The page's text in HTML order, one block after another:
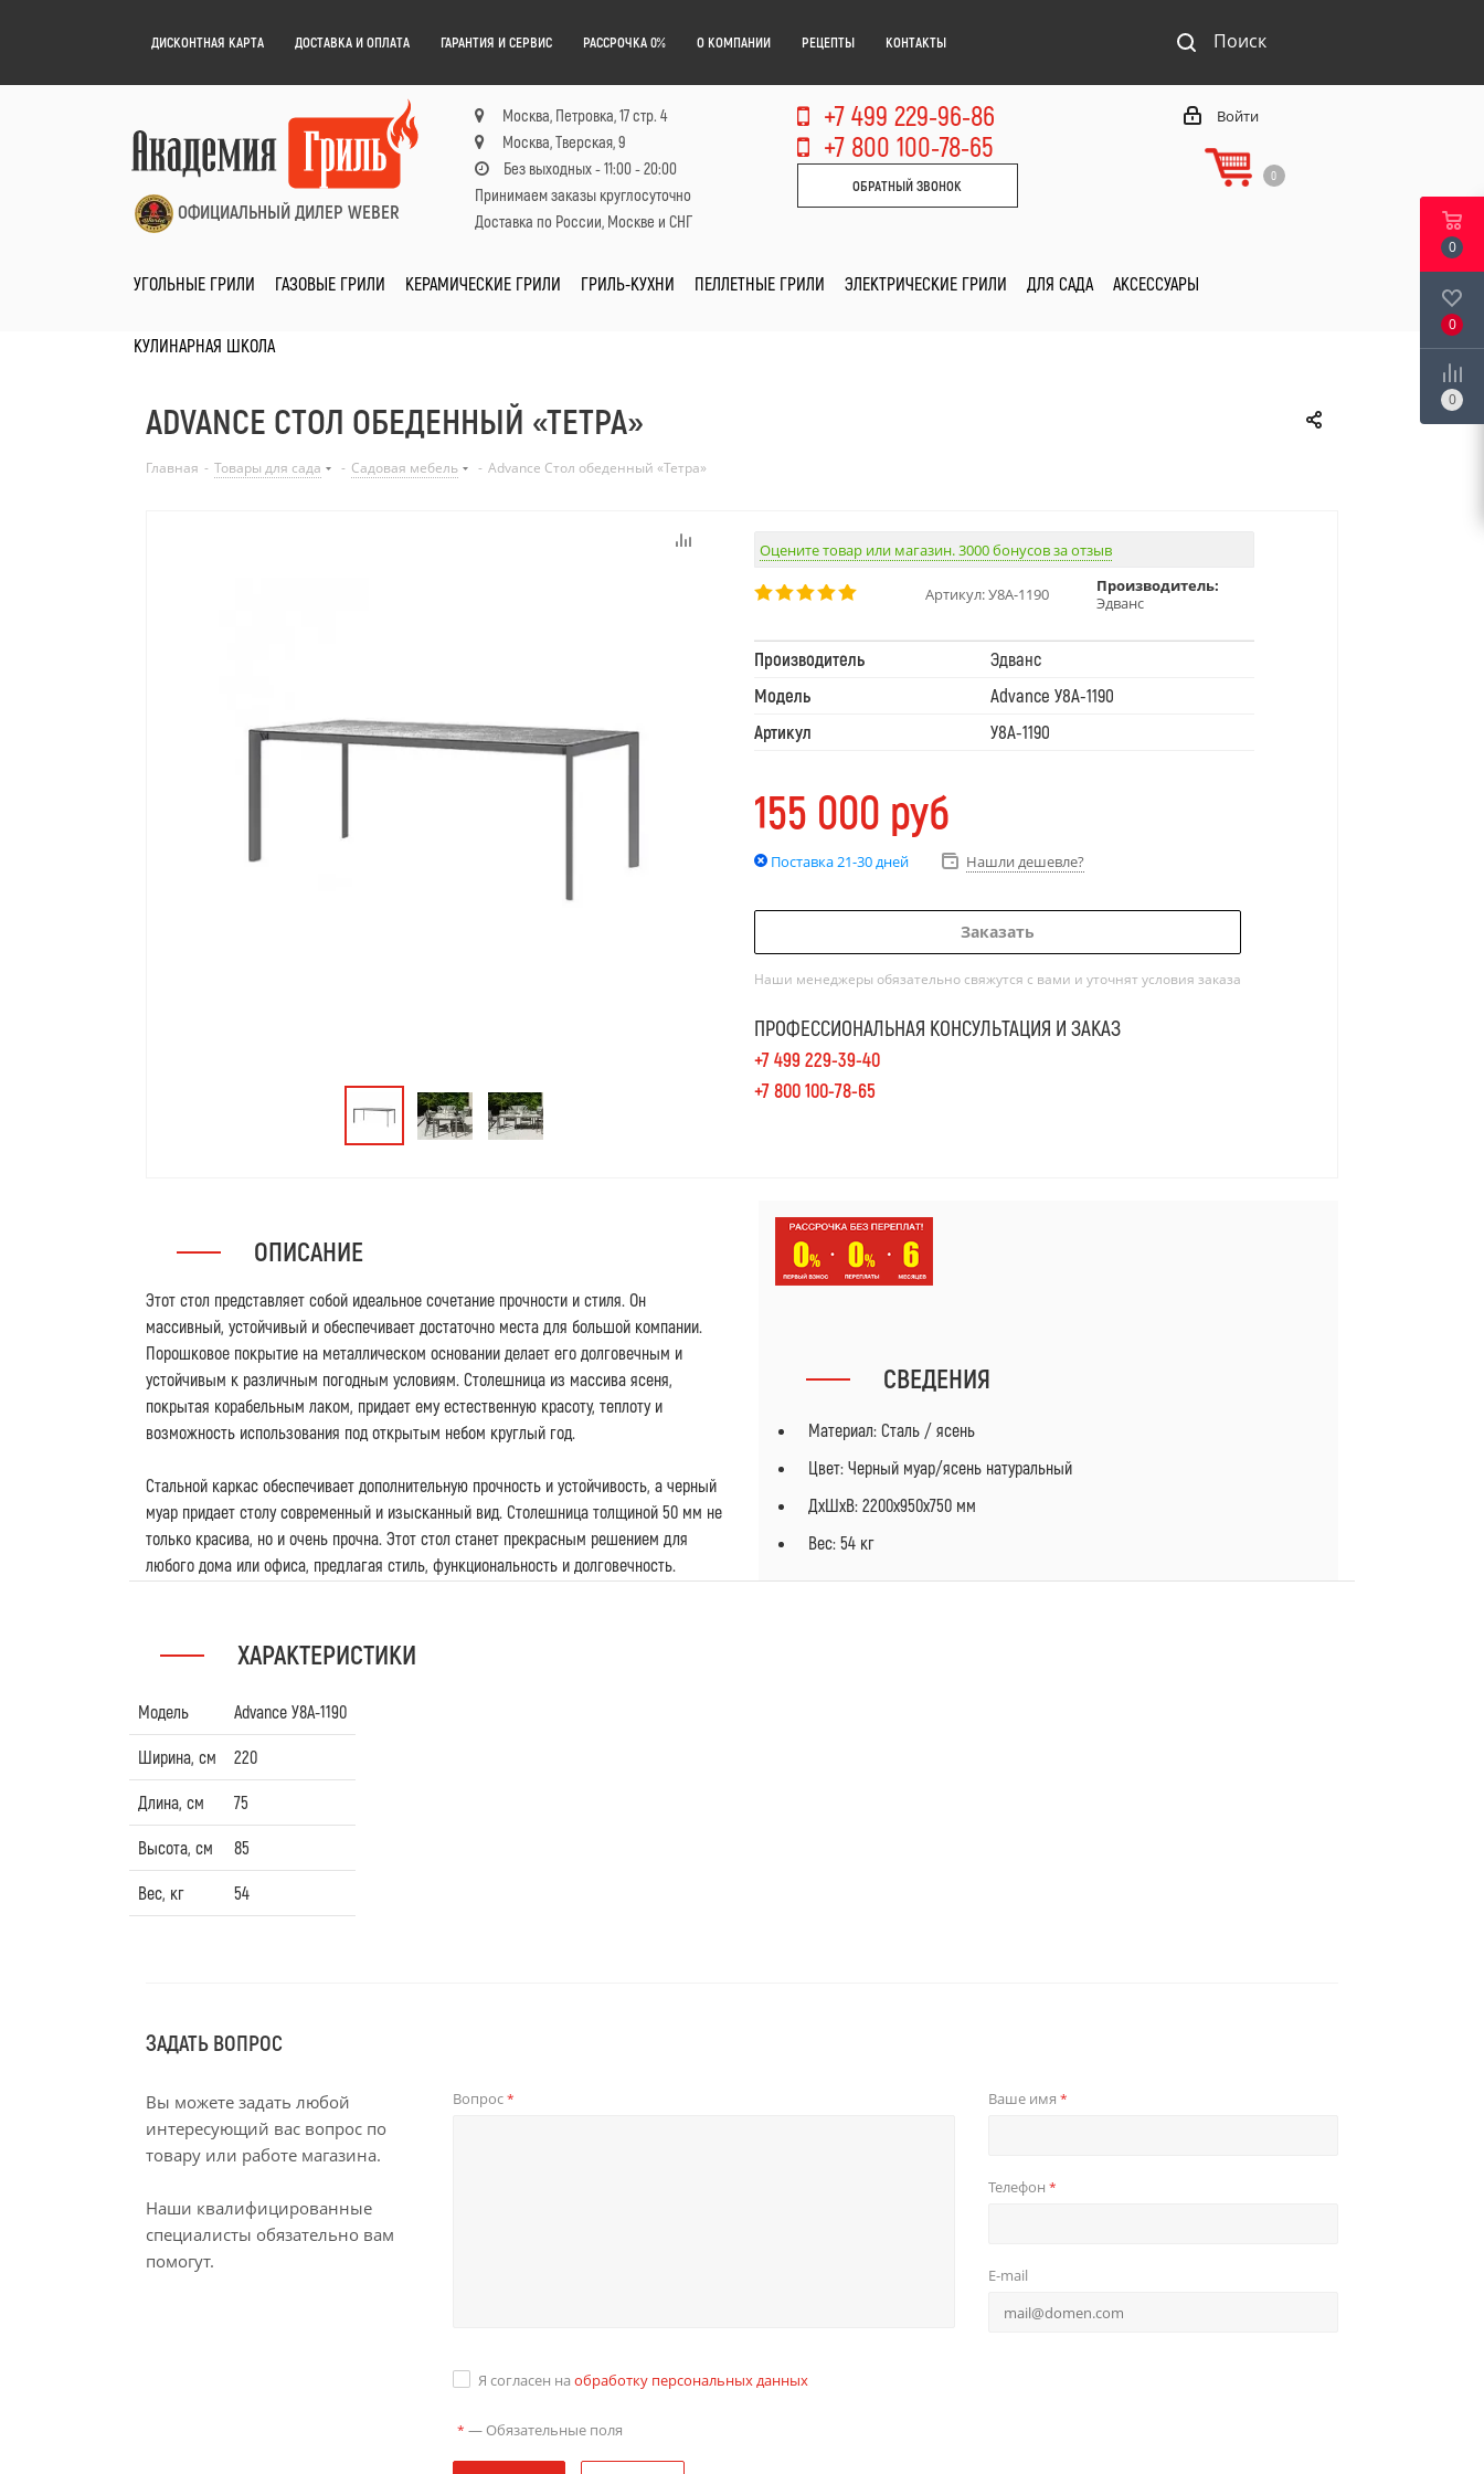
ДИСКОНТНАЯ КАРТА ДОСТАВКА И ОПЛАТА ГАРАНТИЯ И СЕРВИС РАССРОЧКА 0% О КОМПАНИИ РЕЦЕПТЫ КОНТАКТЫ Поиск
ОФИЦИАЛЬНЫЙ ДИЛЕР WEBER
Москва, Петровка, 17 стр. 4
Москва, Тверская, 9
Без выходных - 11:00 - 20:00
Принимаем заказы круглосуточно
Доставка по России, Москве и СНГ
+7 499 229-96-86
+7 800 100-78-65
ОБРАТНЫЙ ЗВОНОК
Войти
0
УГОЛЬНЫЕ ГРИЛИ ГАЗОВЫЕ ГРИЛИ КЕРАМИЧЕСКИЕ ГРИЛИ ГРИЛЬ-КУХНИ ПЕЛЛЕТНЫЕ ГРИЛИ ЭЛЕКТРИЧЕСКИЕ ГРИЛИ ДЛЯ САДА АКСЕССУАРЫ
КУЛИНАРНАЯ ШКОЛА
ADVANCE СТОЛ ОБЕДЕННЫЙ «ТЕТРА»
Главная - Товары для сада - Садовая мебель - Advance Стол обеденный «Тетра»
Оцените товар или магазин. 3000 бонусов за отзыв
Артикул:У8А-1190
Производитель:
Эдванс
Производитель
Эдванс
Модель
Advance У8А-1190
Артикул
У8А-1190
155 000 руб
Поставка 21-30 дней Нашли дешевле?
Заказать
Наши менеджеры обязательно свяжутся с вами и уточнят условия заказа
ПРОФЕССИОНАЛЬНАЯ КОНСУЛЬТАЦИЯ И ЗАКАЗ
+7 499 229-39-40
+7 800 100-78-65
ОПИСАНИЕ
Этот стол представляет собой идеальное сочетание прочности и стиля. Он
массивный, устойчивый и обеспечивает достаточно места для большой компании.
Порошковое покрытие на металлическом основании делает его долговечным и
устойчивым к различным погодным условиям. Столешница из массива ясеня,
покрытая корабельным лаком, придает ему естественную красоту, теплоту и
возможность использования под открытым небом круглый год.
Стальной каркас обеспечивает дополнительную прочность и устойчивость, а черный
муар придает столу современный и изысканный вид. Столешница толщиной 50 мм не
только красива, но и очень прочна. Этот стол станет прекрасным решением для
любого дома или офиса, предлагая стиль, функциональность и долговечность.
СВЕДЕНИЯ
Материал: Сталь / ясень
Цвет: Черный муар/ясень натуральный
ДxШxВ: 2200x950x750 мм
Вес: 54 кг
ХАРАКТЕРИСТИКИ
Модель Advance У8А-1190
Ширина, см 220
Длина, см 75
Высота, см 85
Вес, кг 54
ЗАДАТЬ ВОПРОС
Вы можете задать любой
интересующий вас вопрос по
товару или работе магазина.
Наши квалифицированные
специалисты обязательно вам
помогут.
Вопрос* Ваше имя*
Телефон*
E-mail
Я согласен на обработку персональных данных
* — Обязательные поля
0
0
0